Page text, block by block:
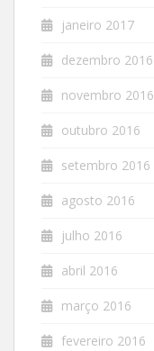
janeiro 2017
dezembro 2016
novembro 2016
outubro 2016
setembro 2016
agosto 2016
julho 2016
abril 2016
março 2016
fevereiro 2016